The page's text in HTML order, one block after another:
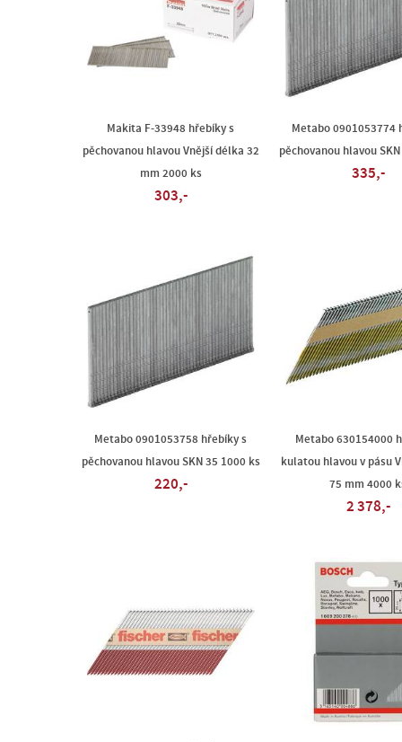
Makita F-33948 hřebíky s
pěchovanou hlavou Vnější délka 32
mm 2000 ks
303,-
Metabo 0901053774
pěchovanou hlavou
335,-
Metabo 0901053758 hřebíky s
pěchovanou hlavou SKN 35 1000 ks
220,-
Metabo 630154000
kulatou hlavou v pásu
75 mm 4000
2 378,-